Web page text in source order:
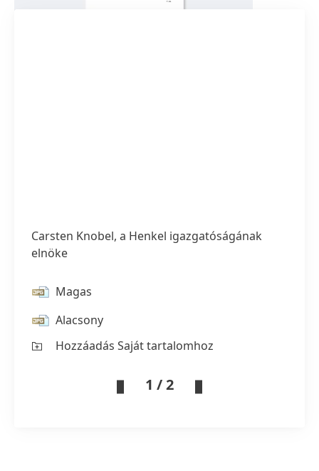
Carsten Knobel, a Henkel igazgatóságának
elnöke
Magas
Alacsony
Hozzáadás Saját tartalomhoz
1 / 2